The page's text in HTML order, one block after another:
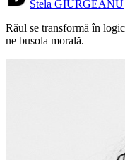
Stela GIURGEANU
Răul se transformă în
ne busola morală.